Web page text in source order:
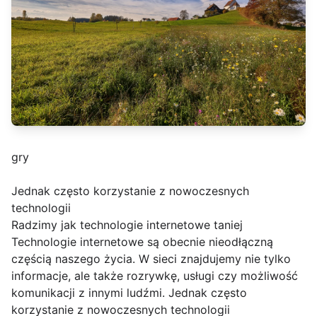
gry
Jednak często korzystanie z nowoczesnych
technologii
Radzimy jak technologie internetowe taniej
Technologie internetowe są obecnie nieodłączną
częścią naszego życia. W sieci znajdujemy nie tylko
informacje, ale także rozrywkę, usługi czy możliwość
komunikacji z innymi ludźmi. Jednak często
korzystanie z nowoczesnych technologii